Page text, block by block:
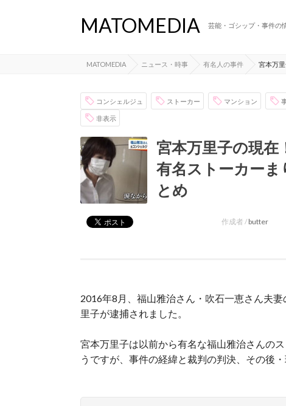
MATOMEDIA 芸能・ゴシップ・事件の
MATOMEDIA ニュース・時事 有名人の事件 宮本万
コンシェルジュ ストーカー マンション
非表示
宮本万里子の現在
有名ストーカーま
とめ
作成者 / butter
2016年8月、福山雅治さん・吹石一恵さん夫
里子が逮捕されました。
宮本万里子は以前から有名な福山雅治さんの
うですが、事件の経緯と裁判の判決、その後・